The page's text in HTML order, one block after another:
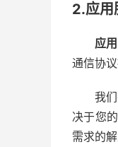
2.应用
应
通信协
我
决于您
需求的解